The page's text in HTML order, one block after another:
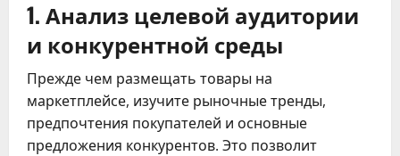
1. Анализ целевой аудитории
и конкурентной среды
Прежде чем размещать товары на
маркетплейсе, изучите рыночные тренды,
предпочтения покупателей и основные
предложения конкурентов. Это позволит